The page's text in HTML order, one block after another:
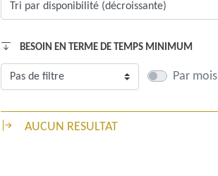
BESOIN EN TERME DE TEMPS MINIMUM
Par mois
AUCUN RESULTAT